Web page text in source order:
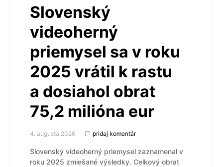
Slovenský
videoherný
priemysel sa v roku
2025 vrátil k rastu
a dosiahol obrat
75,2 milióna eur
4. augusta 2026 pridaj komentár
Slovenský videoherný priemysel zaznamenal v
roku 2025 zmiešané výsledky. Celkový obrat